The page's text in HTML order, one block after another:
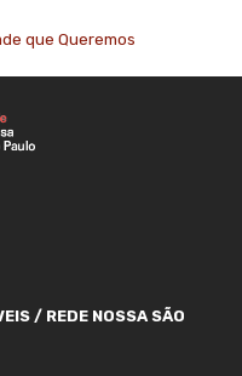
que Queremos
/ REDE NOSSA SÃO